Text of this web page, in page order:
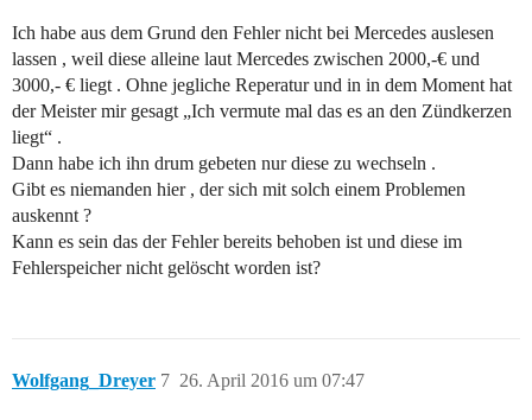
Ich habe aus dem Grund den Fehler nicht bei Mercedes auslesen
lassen , weil diese alleine laut Mercedes zwischen 2000,-€ und
3000,- € liegt . Ohne jegliche Reperatur und in in dem Moment hat
der Meister mir gesagt „Ich vermute mal das es an den Zündkerzen
liegt“ .
Dann habe ich ihn drum gebeten nur diese zu wechseln .
Gibt es niemanden hier , der sich mit solch einem Problemen
auskennt ?
Kann es sein das der Fehler bereits behoben ist und diese im
Fehlerspeicher nicht gelöscht worden ist?
Wolfgang_Dreyer 26. April 2016 um 07:47
7